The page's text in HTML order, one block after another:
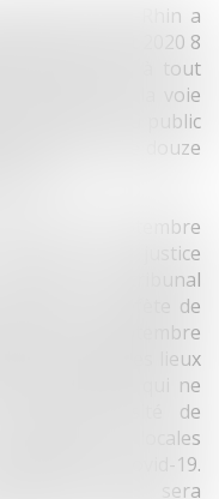
du Bas-Rhin a
du 29 août 2020 8
2020 inclus, à tout
circulant sur la voie
ouverts au public
et de douze
du 2 septembre
code de justice
du tribunal
à la Préfète de
tard le 7 septembre
du masque les lieux
horaires qui ne
forte densité de
locales
de la covid-19.
2020 sera